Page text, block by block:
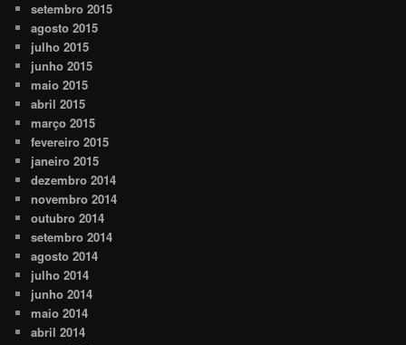
setembro 2015
agosto 2015
julho 2015
junho 2015
maio 2015
abril 2015
março 2015
fevereiro 2015
janeiro 2015
dezembro 2014
novembro 2014
outubro 2014
setembro 2014
agosto 2014
julho 2014
junho 2014
maio 2014
abril 2014